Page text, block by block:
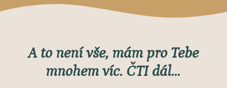
A to není vše, mám pro Tebe
mnohem víc. ČTI dál...